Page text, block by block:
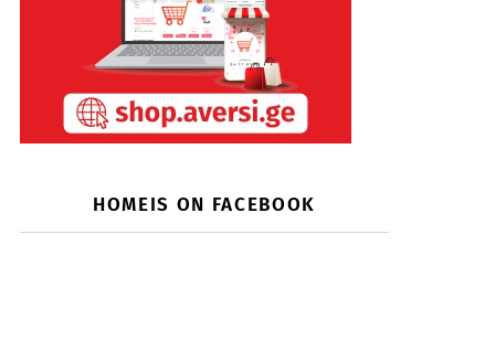
HOMEIS ON FACEBOOK